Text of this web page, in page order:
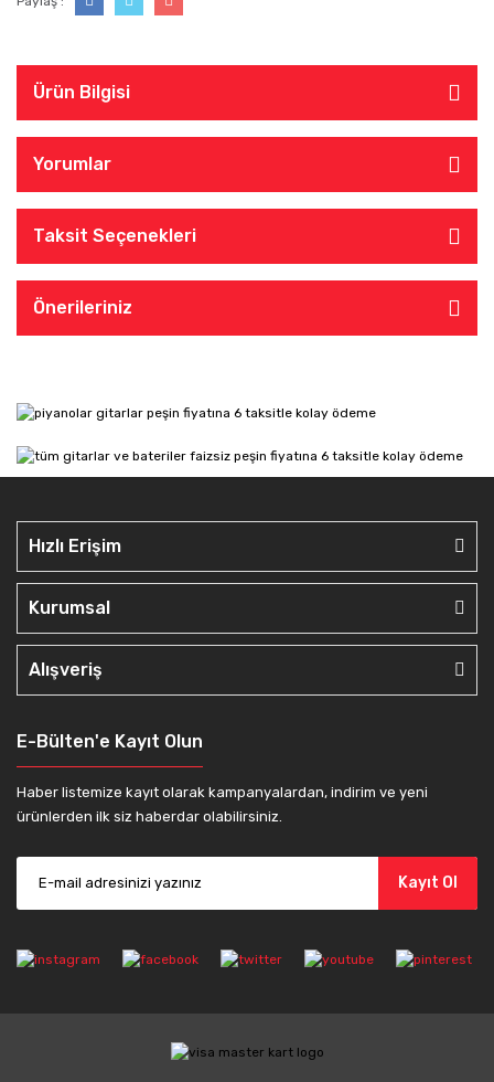
Ürün Bilgisi
Yorumlar
Taksit Seçenekleri
Önerileriniz
Hızlı Erişim
Kurumsal
Alışveriş
E-Bülten'e Kayıt Olun
Haber listemize kayıt olarak kampanyalardan, indirim ve yeni
ürünlerden ilk siz haberdar olabilirsiniz.
Kayıt Ol